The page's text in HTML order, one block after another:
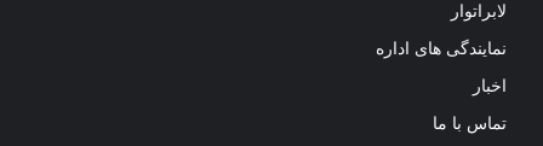
لابراتوار
نمایندگی های اداره
اخبار
تماس با ما